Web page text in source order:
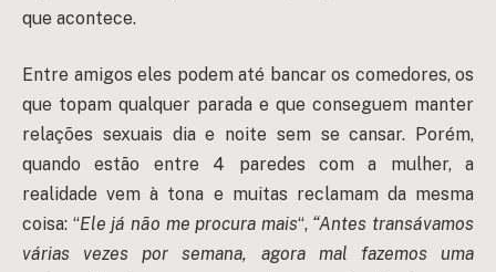
que acontece.
Entre amigos eles podem até bancar os comedores, os
que topam qualquer parada e que conseguem manter
relações sexuais dia e noite sem se cansar. Porém,
quando estão entre 4 paredes com a mulher, a
realidade vem à tona e muitas reclamam da mesma
coisa: “Ele já não me procura mais“, “Antes transávamos
várias vezes por semana, agora mal fazemos uma